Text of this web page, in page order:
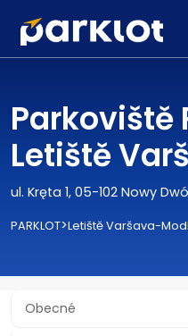
Parkoviště
Letiště
ul. Kręta 1, 05-102 Nowy
PARKLOT>Letiště Varšava-
Obecné